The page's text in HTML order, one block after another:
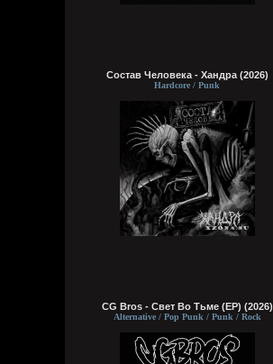
Состав Человека - Хандра (2026)
Hardcore / Punk
CG Bros - Свет Во Тьме (EP) (2026)
Alternative / Pop Punk / Punk / Rock